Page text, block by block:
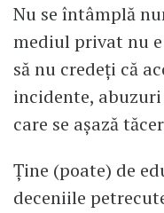
Nu se întâmplă
mediul privat nu
să nu credeți că
incidente, abuzuri
care se așază
Ține (poate) de
deceniile